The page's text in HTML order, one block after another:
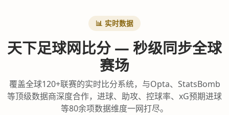
📊 实时数据
天下足球网比分 — 秒级同步全球
赛场
覆盖全球120+联赛的实时比分系统，与Opta、StatsBomb
等顶级数据商深度合作，进球、助攻、控球率、xG预期进球
等80余项数据维度一网打尽。